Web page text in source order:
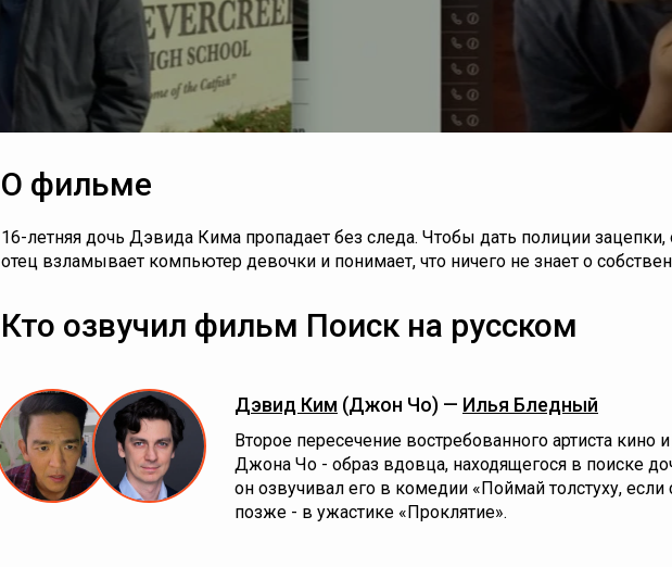
О фильме
16-летняя дочь Дэвида Кима пропадает без следа. Чтобы дать полиции зацепки,
отец взламывает компьютер девочки и понимает, что ничего не знает о
Кто озвучил фильм Поиск на русском
Дэвид Ким (Джон Чо) — Илья Бледный
Второе пересечение востребованного артиста кино
Джона Чо - образ вдовца, находящегося в поиске
он озвучивал его в комедии «Поймай толстуху,
позже - в ужастике «Проклятие».